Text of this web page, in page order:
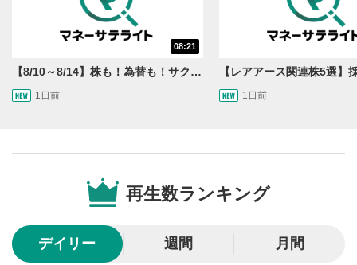
動画再生エリア
動画再生エリアをクリックすると、動画を再生または
一時停止します。
2
再生/一時停止
動画を再生または一時停止します。
10秒戻し/10秒送り
10秒、動画を巻き戻し/早送りします。
シークバー
08:21
【8/10～8/14】株も！為替も！サクッと！来週のマーケット見通し＜Next View＞
1日前 1日前
再生数ランキング
デイリー 週間 月間